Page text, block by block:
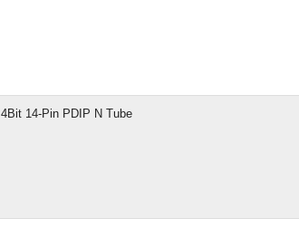
14-Pin PDIP N Tube